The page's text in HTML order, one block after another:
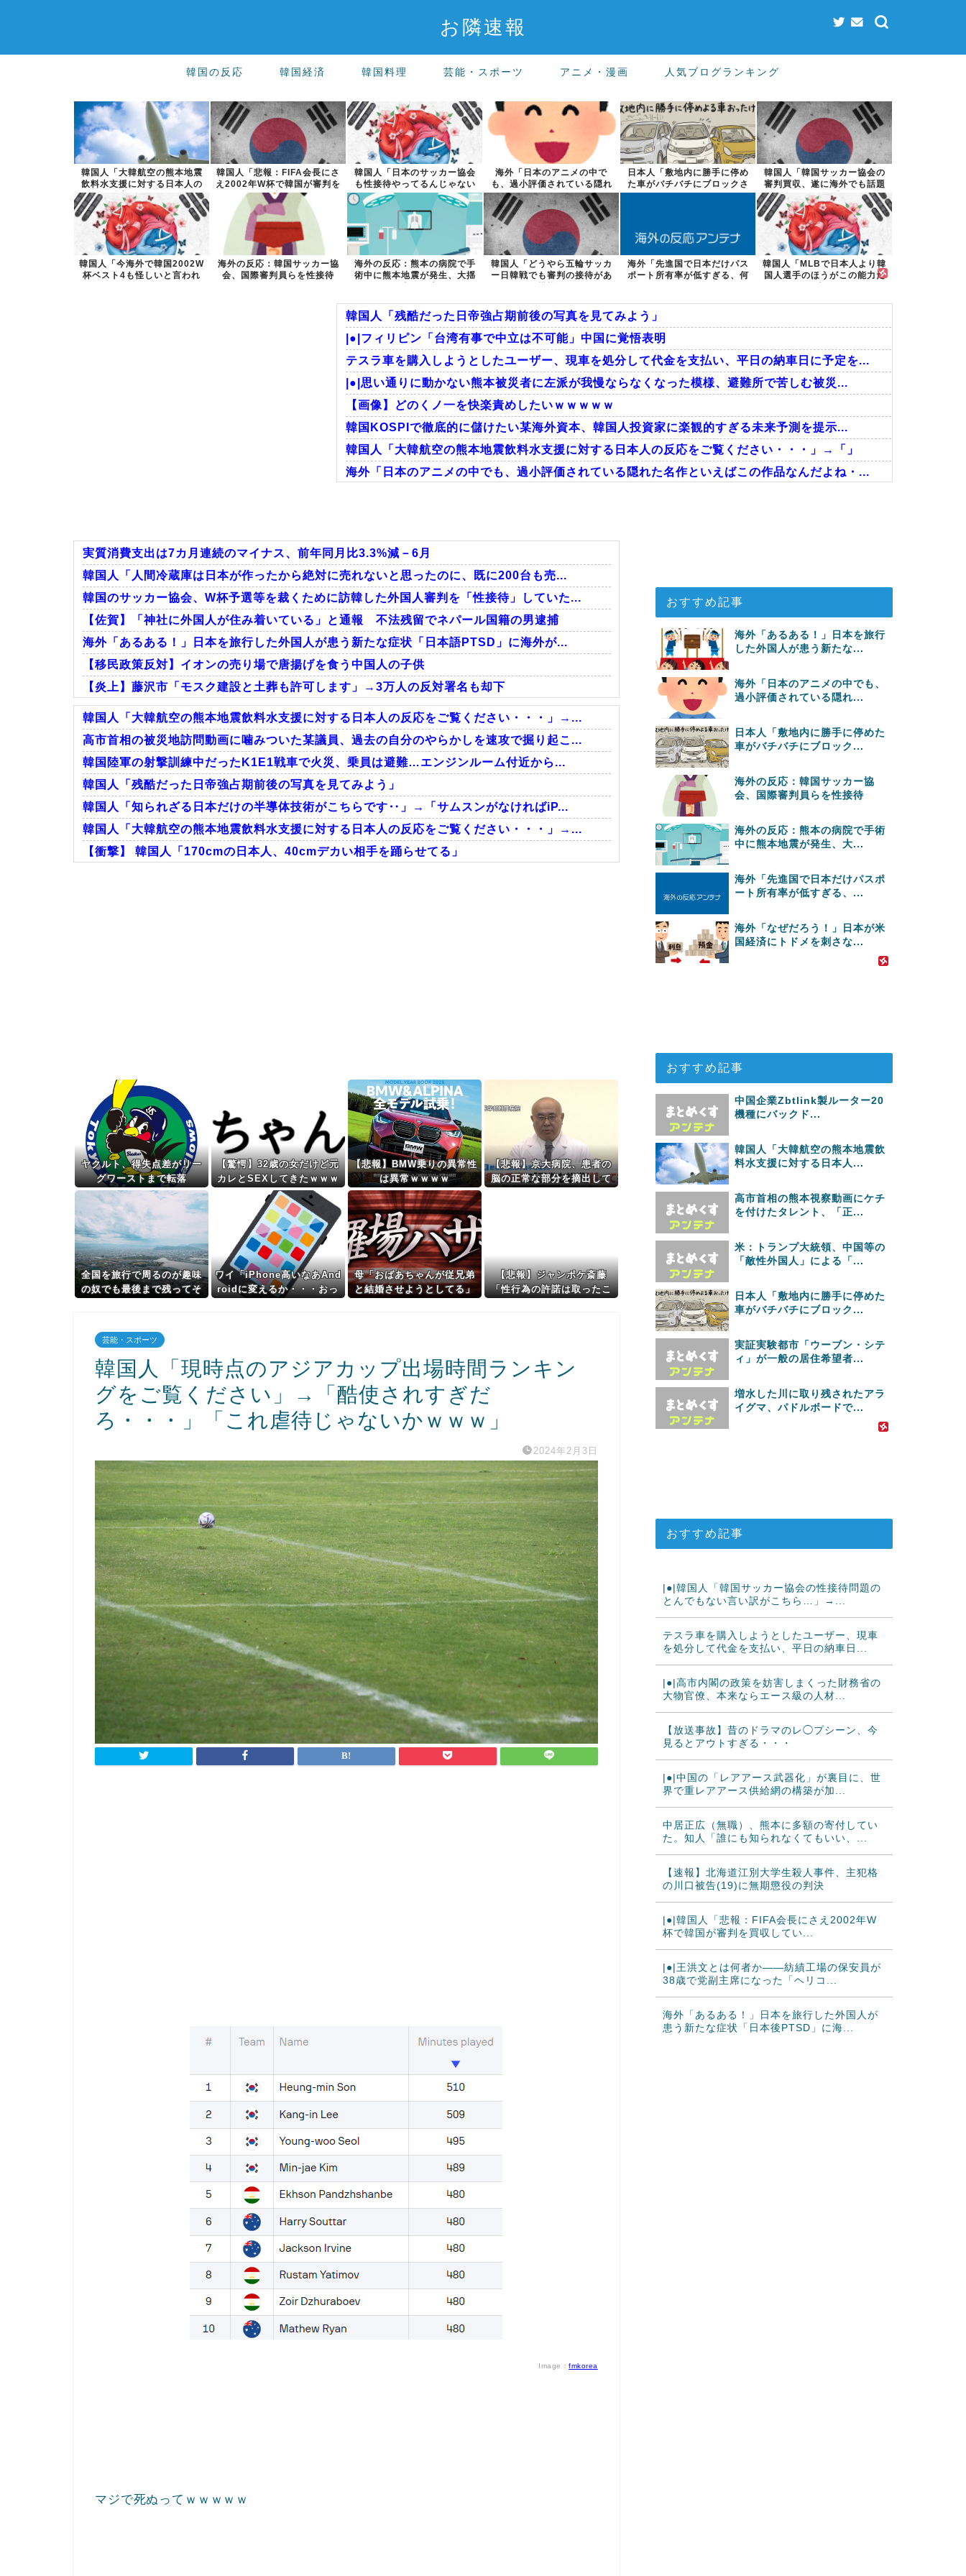
お隣速報
韓国の反応 韓国経済 韓国料理 芸能・スポーツ アニメ・漫画 人気ブログランキング
韓国人「大韓航空の熊本地震
飲料水支援に対する日本人の
反応をご覧く...
韓国人「悲報：FIFA会長にさ
え2002年W杯で韓国が審判を
買収...
韓国人「日本のサッカー協会
も性接待やってるんじゃない
ですか？」
海外「日本のアニメの中で
も、過小評価されている隠れ
た名作といえば...
日本人「敷地内に勝手に停め
た車がバチバチにブロックさ
れててウケた...
韓国人「韓国サッカー協会の
審判買収、遂に海外でも話題
に…」→「2...
韓国人「今海外で韓国2002W
杯ベスト4も怪しいと言われ
海外の反応：韓国サッカー協
会、国際審判員らを性接待
海外の反応：熊本の病院で手
術中に熊本地震が発生、大揺
韓国人「どうやら五輪サッカ
ー日韓戦でも審判の接待があ
海外「先進国で日本だけパス
ポート所有率が低すぎる、何
韓国人「MLBで日本人より韓
国人選手のほうがこの能力だ
韓国人「残酷だった日帝強占期前後の写真を見てみよう」
|●|フィリピン「台湾有事で中立は不可能」中国に覚悟表明
テスラ車を購入しようとしたユーザー、現車を処分して代金を支払い、平日の納車日に予定を...
|●|思い通りに動かない熊本被災者に左派が我慢ならなくなった模様、避難所で苦しむ被災...
【画像】どのくノ一を快楽責めしたいｗｗｗｗｗ
韓国KOSPIで徹底的に儲けたい某海外資本、韓国人投資家に楽観的すぎる未来予測を提示...
韓国人「大韓航空の熊本地震飲料水支援に対する日本人の反応をご覧ください・・・」→「」
海外「日本のアニメの中でも、過小評価されている隠れた名作といえばこの作品なんだよね・...
海外の反応：熊本の病院で手術中に熊本地震が発生、大揺れの中でも患者を守った医師たちの...
Powered by livedoor 相互RSS
実質消費支出は7カ月連続のマイナス、前年同月比3.3%減－6月
韓国人「人間冷蔵庫は日本が作ったから絶対に売れないと思ったのに、既に200台も売...
韓国のサッカー協会、W杯予選等を裁くために訪韓した外国人審判を「性接待」していた...
【佐賀】「神社に外国人が住み着いている」と通報 不法残留でネパール国籍の男逮捕
海外「あるある！」日本を旅行した外国人が患う新たな症状「日本語PTSD」に海外が...
【移民政策反対】イオンの売り場で唐揚げを食う中国人の子供
【炎上】藤沢市「モスク建設と土葬も許可します」→3万人の反対署名も却下
Powered by livedoor 相互RSS
韓国人「大韓航空の熊本地震飲料水支援に対する日本人の反応をご覧ください・・・」→...
高市首相の被災地訪問動画に噛みついた某議員、過去の自分のやらかしを速攻で掘り起こ...
韓国陸軍の射撃訓練中だったK1E1戦車で火災、乗員は避難…エンジンルーム付近から...
韓国人「残酷だった日帝強占期前後の写真を見てみよう」
韓国人「知られざる日本だけの半導体技術がこちらです‥」→「サムスンがなければiP...
韓国人「大韓航空の熊本地震飲料水支援に対する日本人の反応をご覧ください・・・」→...
【衝撃】 韓国人「170cmの日本人、40cmデカい相手を踊らせてる」
ヤクルト、得失点差がリー
グワーストまで転落
【驚愕】32歳の女だけど元
カレとSEXしてきたｗｗｗ
ｗｗｗｗｗwwww
【悲報】BMW乗りの異常性
は異常ｗｗｗｗ
【悲報】京大病院、患者の
脳の正常な部分を摘出して
全国を旅行で周るのが趣味
の奴でも最後まで残ってそ
ワイ「iPhone高いなあAnd
roidに変えるか・・・おっ
母「おばあちゃんが従兄弟
と結婚させようとしてる」
【悲報】ジャンポケ斎藤
「性行為の許諾は取ったこ
芸能・スポーツ
韓国人「現時点のアジアカップ出場時間ランキン
グをご覧ください」→「酷使されすぎだ
ろ・・・」「これ虐待じゃないかｗｗｗ」
2024年2月3日
Image：fmkorea
マジで死ぬってｗｗｗｗｗ
おすすめ記事
海外「あるある！」日本を旅行
した外国人が患う新たな...
海外「日本のアニメの中でも、
過小評価されている隠れ...
日本人「敷地内に勝手に停めた
車がバチバチにブロック...
海外の反応：韓国サッカー協
会、国際審判員らを性接待
海外の反応：熊本の病院で手術
中に熊本地震が発生、大...
海外「先進国で日本だけパスポ
ート所有率が低すぎる、...
海外「なぜだろう！」日本が米
国経済にトドメを刺さな...
おすすめ記事
中国企業Zbtlink製ルーター20
機種にバックド...
韓国人「大韓航空の熊本地震飲
料水支援に対する日本人...
高市首相の熊本視察動画にケチ
を付けたタレント、「正...
米：トランプ大統領、中国等の
「敵性外国人」による「...
日本人「敷地内に勝手に停めた
車がバチバチにブロック...
実証実験都市「ウーブン・シテ
ィ」が一般の居住希望者...
増水した川に取り残されたアラ
イグマ、パドルボードで...
おすすめ記事
|●|韓国人「韓国サッカー協会の性接待問題の
とんでもない言い訳がこちら…」→...
テスラ車を購入しようとしたユーザー、現車
を処分して代金を支払い、平日の納車日...
|●|高市内閣の政策を妨害しまくった財務省の
大物官僚、本来ならエース級の人材...
【放送事故】昔のドラマのレ◯プシーン、今
見るとアウトすぎる・・・
|●|中国の「レアアース武器化」が裏目に、世
界で重レアアース供給網の構築が加...
中居正広（無職）、熊本に多額の寄付してい
た。知人「誰にも知られなくてもいい、...
【速報】北海道江別大学生殺人事件、主犯格
の川口被告(19)に無期懲役の判決
|●|韓国人「悲報：FIFA会長にさえ2002年W
杯で韓国が審判を買収してい...
|●|王洪文とは何者か——紡績工場の保安員が
38歳で党副主席になった「ヘリコ...
海外「あるある！」日本を旅行した外国人が
患う新たな症状「日本後PTSD」に海...